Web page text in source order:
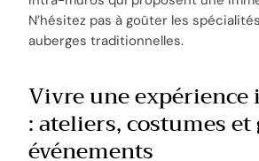
N’hésitez pas à goûter les
auberges traditionnelles.
Vivre une
: ateliers, costumes et
événements